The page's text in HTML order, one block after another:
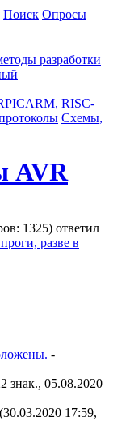
Поиск Опросы
разработки
PICARM, RISC-
Схемы,
AVR
1325) ответил
разве в
-
знак., 05.08.2020
(30.03.2020 17:59,